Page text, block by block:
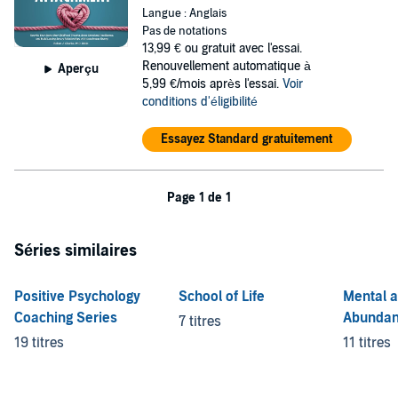
Aperçu
Langue : Anglais
Pas de notations
13,99 € ou gratuit avec l'essai.
Renouvellement automatique à
5,99 €/mois après l'essai. Voir
conditions d'éligibilité
Essayez Standard gratuitement
Page 1 de 1
Séries similaires
Positive Psychology
Coaching Series
19 titres
School of Life
7 titres
Mental
11 titres